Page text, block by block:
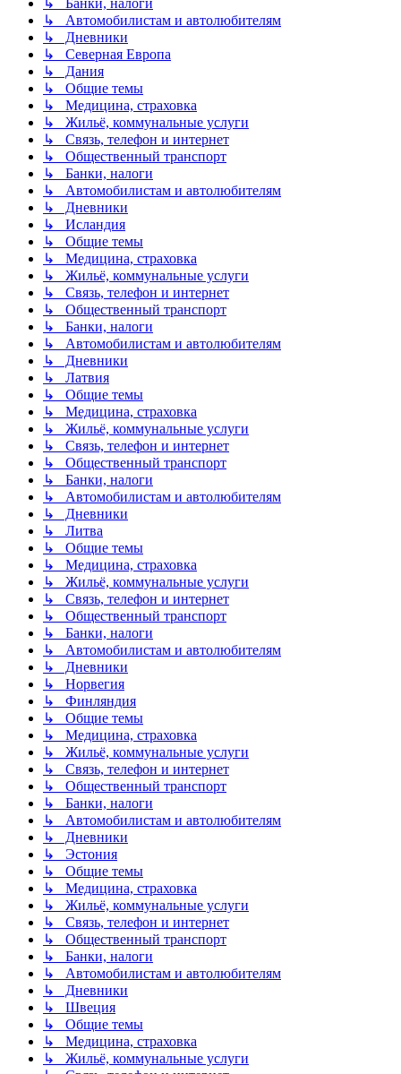
↳ Автомобилистам и автолюбителям
↳ Дневники
↳ Северная Европа
↳ Дания
↳ Общие темы
↳ Медицина, страховка
↳ Жильё, коммунальные услуги
↳ Связь, телефон и интернет
↳ Общественный транспорт
↳ Банки, налоги
↳ Автомобилистам и автолюбителям
↳ Дневники
↳ Исландия
↳ Общие темы
↳ Медицина, страховка
↳ Жильё, коммунальные услуги
↳ Связь, телефон и интернет
↳ Общественный транспорт
↳ Банки, налоги
↳ Автомобилистам и автолюбителям
↳ Дневники
↳ Латвия
↳ Общие темы
↳ Медицина, страховка
↳ Жильё, коммунальные услуги
↳ Связь, телефон и интернет
↳ Общественный транспорт
↳ Банки, налоги
↳ Автомобилистам и автолюбителям
↳ Дневники
↳ Литва
↳ Общие темы
↳ Медицина, страховка
↳ Жильё, коммунальные услуги
↳ Связь, телефон и интернет
↳ Общественный транспорт
↳ Банки, налоги
↳ Автомобилистам и автолюбителям
↳ Дневники
↳ Норвегия
↳ Финляндия
↳ Общие темы
↳ Медицина, страховка
↳ Жильё, коммунальные услуги
↳ Связь, телефон и интернет
↳ Общественный транспорт
↳ Банки, налоги
↳ Автомобилистам и автолюбителям
↳ Дневники
↳ Эстония
↳ Общие темы
↳ Медицина, страховка
↳ Жильё, коммунальные услуги
↳ Связь, телефон и интернет
↳ Общественный транспорт
↳ Банки, налоги
↳ Автомобилистам и автолюбителям
↳ Дневники
↳ Швеция
↳ Общие темы
↳ Медицина, страховка
↳ Жильё, коммунальные услуги